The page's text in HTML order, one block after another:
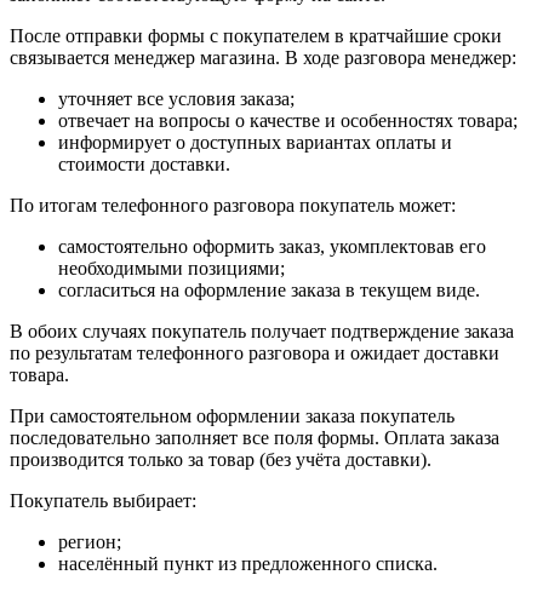
После отправки формы с покупателем в кратчайшие сроки
связывается менеджер магазина. В ходе разговора менеджер:
уточняет все условия заказа;
отвечает на вопросы о качестве и особенностях товара;
информирует о доступных вариантах оплаты и
стоимости доставки.
По итогам телефонного разговора покупатель может:
самостоятельно оформить заказ, укомплектовав его
необходимыми позициями;
согласиться на оформление заказа в текущем виде.
В обоих случаях покупатель получает подтверждение заказа
по результатам телефонного разговора и ожидает доставки
товара.
При самостоятельном оформлении заказа покупатель
последовательно заполняет все поля формы. Оплата заказа
производится только за товар (без учёта доставки).
Покупатель выбирает:
регион;
населённый пункт из предложенного списка.